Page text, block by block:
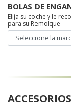
BOLAS DE
Elija su coche y le
para su Remolque